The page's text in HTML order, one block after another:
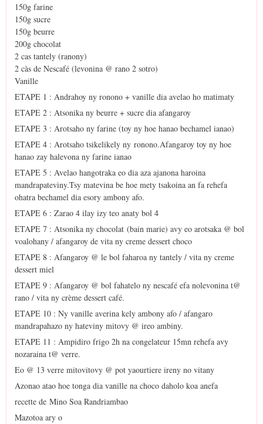
150g farine
150g sucre
150g beurre
200g chocolat
2 cas tantely (ranony)
2 càs de Nescafé (levonina @ rano 2 sotro)
Vanille
ETAPE 1 : Andrahoy ny ronono + vanille dia avelao ho matimaty
ETAPE 2 : Atsonika ny beurre + sucre dia afangaroy
ETAPE 3 : Arotsaho ny farine (toy ny hoe hanao bechamel ianao)
ETAPE 4 : Arotsaho tsikelikely ny ronono.Afangaroy toy ny hoe
hanao zay halevona ny farine ianao
ETAPE 5 : Avelao hangotraka eo dia aza ajanona haroina
mandrapateviny.Tsy matevina be hoe mety tsakoina an fa rehefa
ohatra bechamel dia esory ambony afo.
ETAPE 6 : Zarao 4 ilay izy teo anaty bol 4
ETAPE 7 : Atsonika ny chocolat (bain marie) avy eo arotsaka @ bol
voalohany / afangaroy de vita ny creme dessert choco
ETAPE 8 : Afangaroy @ le bol faharoa ny tantely / vita ny creme
dessert miel
ETAPE 9 : Afangaroy @ bol fahatelo ny nescafé efa nolevonina t@
rano / vita ny crème dessert café.
ETAPE 10 : Ny vanille averina kely ambony afo / afangaro
mandrapahazo ny hateviny mitovy @ ireo ambiny.
ETAPE 11 : Ampidiro frigo 2h na congelateur 15mn rehefa avy
nozaraina t@ verre.
Eo @ 13 verre mitovitovy @ pot yaourtiere ireny no vitany
Azonao atao hoe tonga dia vanille na choco daholo koa anefa
recette de Mino Soa Randriambao
Mazotoa ary o